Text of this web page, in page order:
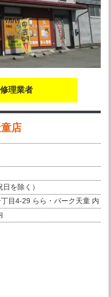
理業者
店
を除く）
目4-29 らら・パーク天童 内